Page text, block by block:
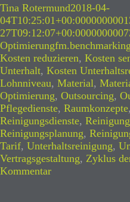
Autor
Tina RotermundVeröffentlicht
am
2018-04-
OptimierungSchlagwörter
fm.benchmarking
Kosten reduzieren, Kosten
Unterhalt, Kosten
Lohnniveau, Material,
Optimierung, Outsourcing,
Pflegedienste, Raumkonzepte,
Reinigungsdienste,
Reinigungsplanung,
Tarif, Unterhaltsreinigung,
Vertragsgestaltung, Zyklus
Kommentarzu